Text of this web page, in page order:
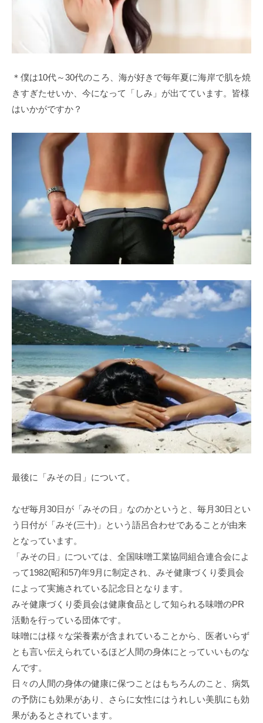
＊僕は10代～30代のころ、海が好きで毎年夏に海岸で肌を焼
きすぎたせいか、今になって「しみ」が出てています。皆様
はいかがですか？
最後に「みその日」について。
なぜ毎月30日が「みその日」なのかというと、毎月30日とい
う日付が「みそ(三十)」という語呂合わせであることが由来
となっています。
「みその日」については、全国味噌工業協同組合連合会によ
って1982(昭和57)年9月に制定され、みそ健康づくり委員会
によって実施されている記念日となります。
みそ健康づくり委員会は健康食品として知られる味噌のPR
活動を行っている団体です。
味噌には様々な栄養素が含まれていることから、医者いらず
とも言い伝えられているほど人間の身体にとっていいものな
んです。
日々の人間の身体の健康に保つことはもちろんのこと、病気
の予防にも効果があり、さらに女性にはうれしい美肌にも効
果があるとされています。